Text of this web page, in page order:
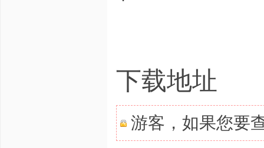
下载地址
游客，如果您要